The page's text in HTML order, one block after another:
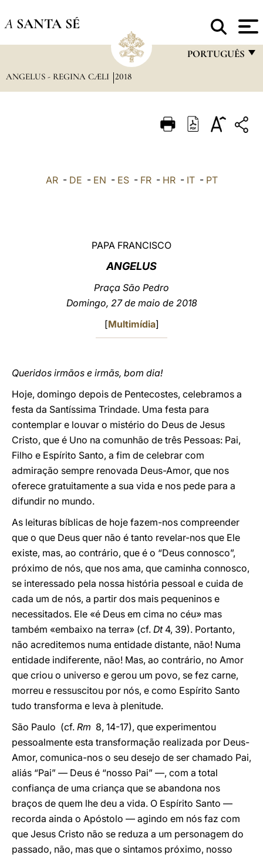
A SANTA SÉ
PORTUGUÊS
ITALIANO
ANGELUS - REGINA CÆLI 2018
AR- DE - EN - ES- FR- HR- IT- PT
PAPA FRANCISCO
ANGELUS
Praça São Pedro
Domingo, 27 de maio de 2018
[Multimídia]
Queridos irmãos e irmãs, bom dia!
Hoje, domingo depois de Pentecostes, celebramos a
festa da Santíssima Trindade. Uma festa para
contemplar e louvar o mistério do Deus de Jesus
Cristo, que é Uno na comunhão de três Pessoas: Pai,
Filho e Espírito Santo, a fim de celebrar com
admiração sempre renovada Deus-Amor, que nos
oferece gratuitamente a sua vida e nos pede para a
difundir no mundo.
As leituras bíblicas de hoje fazem-nos compreender
que o que Deus quer não é tanto revelar-nos que Ele
existe, mas, ao contrário, que é o “Deus connosco”,
próximo de nós, que nos ama, que caminha connosco,
se interessado pela nossa história pessoal e cuida de
cada um de nós, a partir dos mais pequeninos e
necessitados. Ele «é Deus em cima no céu» mas
também «embaixo na terra» (cf. Dt4, 39). Portanto,
não acreditemos numa entidade distante, não! Numa
entidade indiferente, não! Mas, ao contrário, no Amor
que criou o universo e gerou um povo, se fez carne,
morreu e ressuscitou por nós, e como Espírito Santo
tudo transforma e leva à plenitude.
São Paulo (cf. Rm 8, 14-17), que experimentou
pessoalmente esta transformação realizada por Deus-
Amor, comunica-nos o seu desejo de ser chamado Pai,
aliás “Pai” — Deus é “nosso Pai” —, com a total
confiança de uma criança que se abandona nos
braços de quem lhe deu a vida. O Espírito Santo —
recorda ainda o Apóstolo — agindo em nós faz com
que Jesus Cristo não se reduza a um personagem do
passado, não, mas que o sintamos próximo, nosso